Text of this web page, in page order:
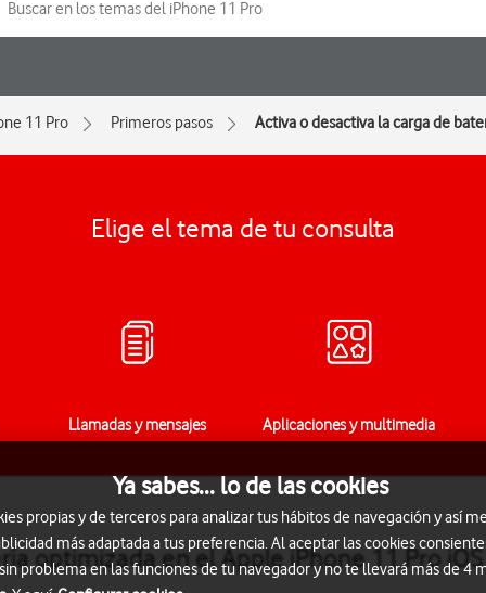
11 Pro Primeros pasos Activa o desactiva la carga de
Elige el tema de tu consulta
Llamadas y mensajes Aplicaciones y multimedia
optimizada en el Apple iPhone 11 Pro
Ya sabes... lo de las cookies
propias y de terceros para analizar tus hábitos de navegación y así
más adaptada a tus preferencia. Al aceptar las cookies
problema en las funciones de tu navegador y no te llevará más de 4